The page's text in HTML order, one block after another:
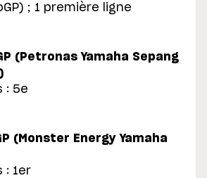
; 1 première ligne
(Petronas Yamaha Sepang
: 5e
(Monster Energy Yamaha
: 1er